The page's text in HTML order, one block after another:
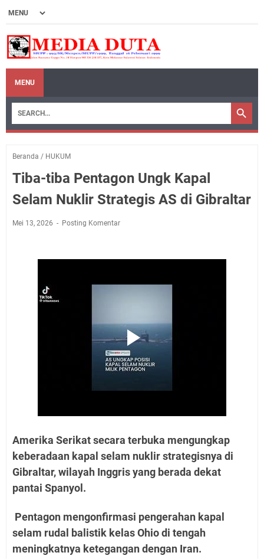
MENU
Beranda / HUKUM
Tiba-tiba Pentagon Ungk Kapal
Selam Nuklir Strategis AS di Gibraltar
Mei 13, 2026 Posting Komentar
Amerika Serikat secara terbuka mengungkap
keberadaan kapal selam nuklir strategisnya di
Gibraltar, wilayah Inggris yang berada dekat
pantai Spanyol.
Pentagon mengonfirmasi pengerahan kapal
selam rudal balistik kelas Ohio di tengah
meningkatnya ketegangan dengan Iran.